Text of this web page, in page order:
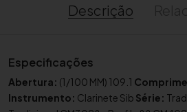
d
e
B
Descrição
Especificações
Abertura: (1/100 MM) 109.1
Instrumento: Clarinete Sib Série: